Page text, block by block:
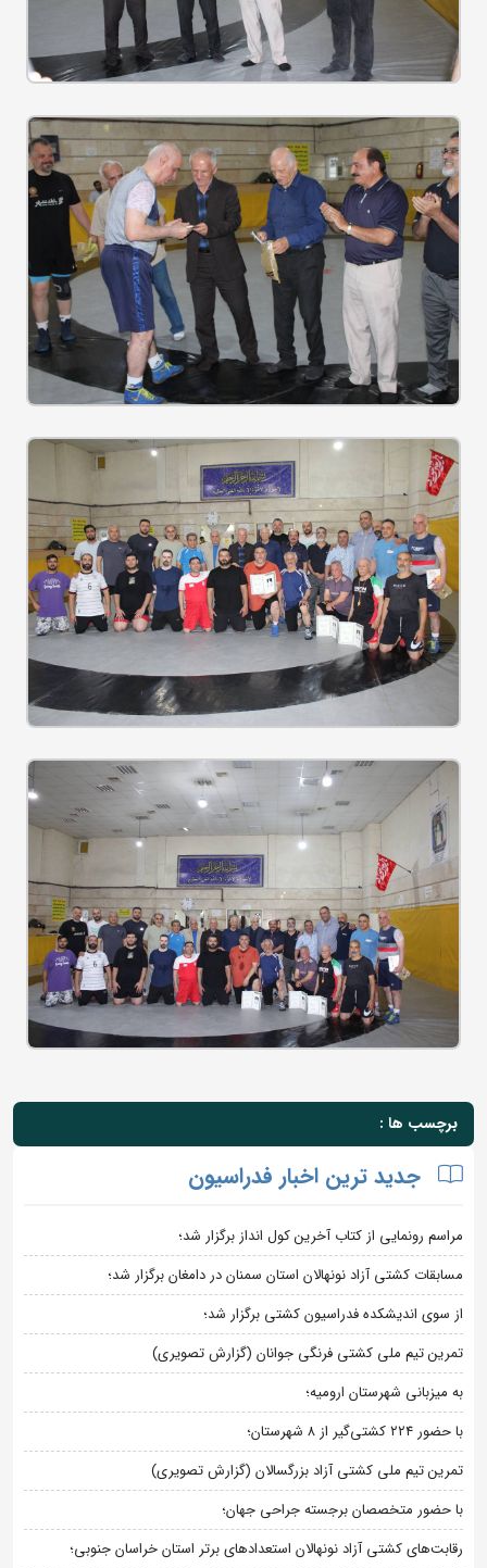
برچسب ها :
جدید ترین اخبار فدراسیون
مراسم رونمایی از کتاب آخرین کول انداز برگزار شد؛
مسابقات کشتی آزاد نونهالان استان سمنان در دامغان برگزار شد؛
از سوی اندیشکده فدراسیون کشتی برگزار شد؛
تمرین تیم ملی کشتی فرنگی جوانان (گزارش تصویری)
به میزبانی شهرستان ارومیه؛
با حضور ۲۲۴ کشتی‌گیر از ۸ شهرستان؛
تمرین تیم ملی کشتی آزاد بزرگسالان (گزارش تصویری)
با حضور متخصصان برجسته جراحی جهان؛
رقابت‌های کشتی آزاد نونهالان استعدادهای برتر استان خراسان جنوبی؛